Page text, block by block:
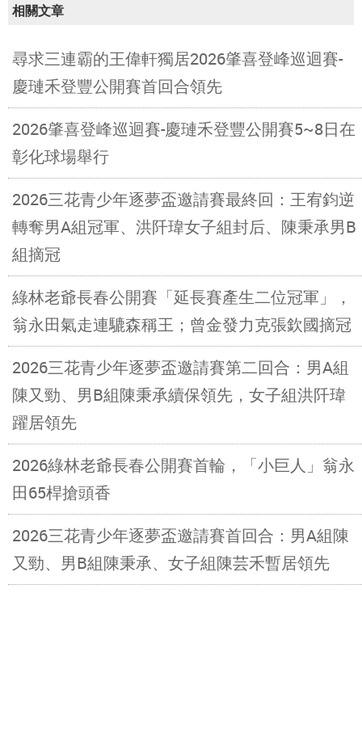
相關文章
尋求三連霸的王偉軒獨居2026肇喜登峰巡迴賽-
慶璉禾登豐公開賽首回合領先
2026肇喜登峰巡迴賽-慶璉禾登豐公開賽5~8日在
彰化球場舉行
2026三花青少年逐夢盃邀請賽最終回：王宥鈞逆
轉奪男A組冠軍、洪阡瑋女子組封后、陳秉承男B
組摘冠
綠林老爺長春公開賽「延長賽產生二位冠軍」，
翁永田氣走連騼森稱王；曾金發力克張欽國摘冠
2026三花青少年逐夢盃邀請賽第二回合：男A組
陳又勁、男B組陳秉承續保領先，女子組洪阡瑋
躍居領先
2026綠林老爺長春公開賽首輪，「小巨人」翁永
田65桿搶頭香
2026三花青少年逐夢盃邀請賽首回合：男A組陳
又勁、男B組陳秉承、女子組陳芸禾暫居領先